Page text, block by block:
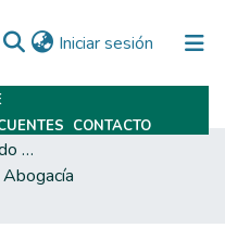
Iniciar sesión (current)
CONTACTO
Trabajos Finales De Grado Y Posgrado
Abogacía